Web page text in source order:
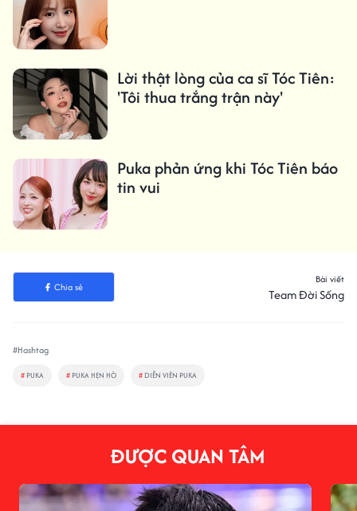
Lời thật lòng của ca sĩ Tóc Tiên:
'Tôi thua trắng trận này'
Puka phản ứng khi Tóc Tiên báo
tin vui
Chia sẻ
Bài viết
Team Đời Sống
#Hashtag
# PUKA # PUKA HẸN HÒ # DIỄN VIÊN PUKA
ĐƯỢC QUAN TÂM